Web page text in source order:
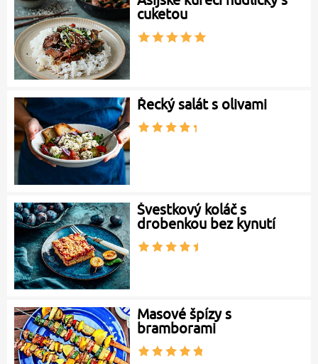
cuketou
Řecký salát s olivami
Švestkový koláč s
drobenkou bez kynutí
Masové špízy s
bramborami